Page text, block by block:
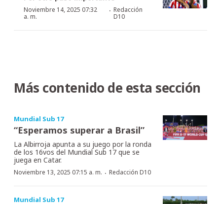
Noviembre 14, 2025 07:32
a. m.
·Redacción
D10
Más contenido de esta sección
Mundial Sub 17
“Esperamos superar a Brasil”
La Albirroja apunta a su juego por la ronda
de los 16vos del Mundial Sub 17 que se
juega en Catar.
Noviembre 13, 2025 07:15 a. m. · Redacción D10
Mundial Sub 17